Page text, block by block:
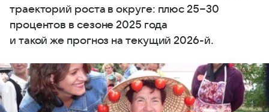
траекторий роста в округе: плюс 25−30
процентов в сезоне 2025 года
и такой же прогноз на текущий 2026-й.